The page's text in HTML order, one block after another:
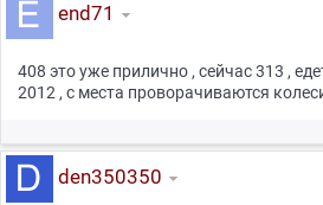
end71
408 это уже прилично , сейчас 313 ,
2012 , с места проворачиваются
den350350